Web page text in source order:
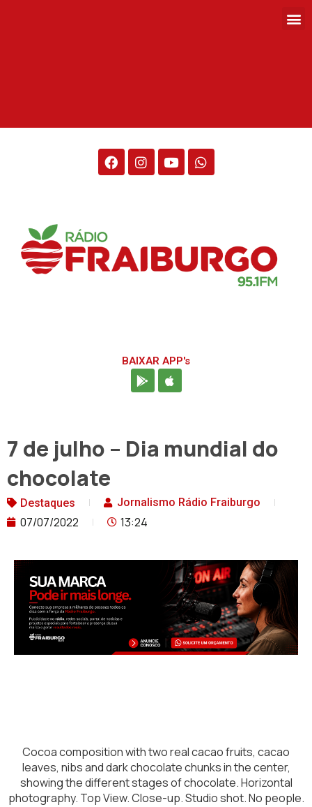
BAIXAR APP's
7 de julho – Dia mundial do
chocolate
Destaques Jornalismo Rádio Fraiburgo
07/07/2022 13:24
Cocoa composition with two real cacao fruits, cacao
leaves, nibs and dark chocolate chunks in the center,
showing the different stages of chocolate. Horizontal
photography. Top View. Close-up. Studio shot. No people.